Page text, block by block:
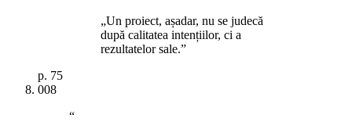
„Un proiect, așadar, nu se judecă
după calitatea intențiilor, ci a
rezultatelor sale.”
p. 75
008
“